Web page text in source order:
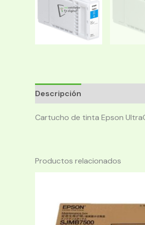
Descripción
Cartucho de tinta Epson
Productos relacionados